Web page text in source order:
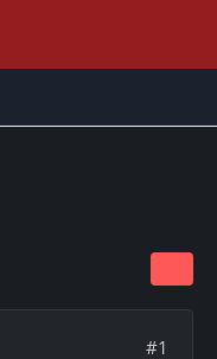
#1